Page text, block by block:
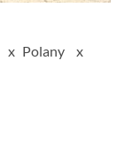
Polany